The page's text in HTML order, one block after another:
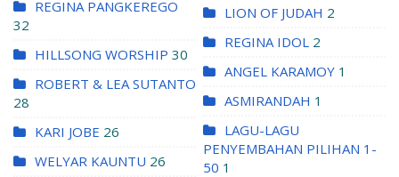
REGINA PANGKEREGO
32
HILLSONG WORSHIP 30
ROBERT & LEA SUTANTO
28
KARI JOBE 26
WELYAR KAUNTU 26
LION OF JUDAH 2
REGINA IDOL 2
ANGEL KARAMOY 1
ASMIRANDAH 1
LAGU-LAGU
PENYEMBAHAN PILIHAN 1-
50 1